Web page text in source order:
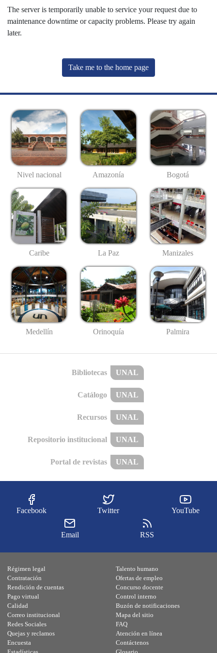
The server is temporarily unable to service your request due to
maintenance downtime or capacity problems. Please try again
later.
Take me to the home page
Nivel nacional Amazonía Bogotá
Caribe La Paz Manizales
Medellín Orinoquía Palmira
Bibliotecas UNAL
Catálogo UNAL
Recursos UNAL
Repositorio institucional UNAL
Portal de revistas UNAL
Facebook Twitter YouTube
Email RSS
Régimen legal
Contratación
Rendición de cuentas
Pago virtual
Calidad
Talento humano
Ofertas de empleo
Concurso docente
Control interno
Buzón de notificaciones
Correo institucional
Redes Sociales
Quejas y reclamos
Encuesta
Mapa del sitio
FAQ
Atención en línea
Contáctenos